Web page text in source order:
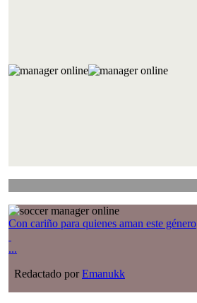
Con cariño para quienes aman este género
...
Redactado porEmanukk